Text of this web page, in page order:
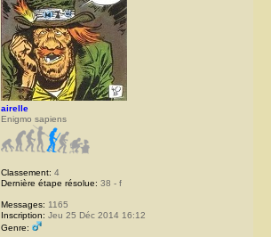
airelle
Enigmo sapiens
Classement: 4
Dernière étape résolue: 38 - f
Messages: 1165
Inscription: Jeu 25 Déc 2014 16:12
Genre: